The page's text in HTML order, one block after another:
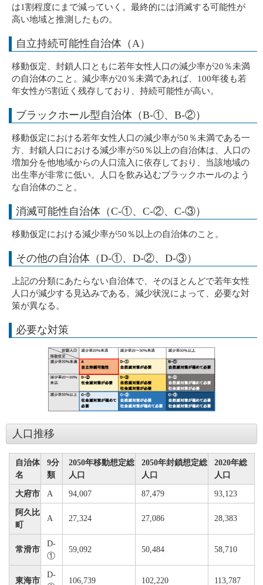
は1割程度にまで減っていく。最終的には消滅する可能性が
高い地域と推測したもの。
自立持続可能性自治体（A）
移動仮定、封鎖人口ともに若年女性人口の減少率が20％未満
の自治体のこと。減少率が20％未満であれば、100年後も若
年女性が5割近く残存しており、持続可能性が高い。
ブラックホール型自治体（B-①、B-②）
移動仮定における若年女性人口の減少率が50％未満である一
方、封鎖人口における減少率が50％以上の自治体は、人口の
増加分を他地域からの人口流入に依存しており、当該地域の
出生率が非常に低い。人口を飲み込むブラックホールのよう
な自治体のこと。
消滅可能性自治体（C-①、C-②、C-③）
移動仮定における減少率が50％以上の自治体のこと。
その他の自治体（D-①、D-②、D-③）
上記の分類にあたらない自治体で、そのほとんどで若年女性
人口が減少する見込みである。減少状況によって、必要な対
策が異なる。
必要な対策
人口推移
自治体
名
9分
類
2050年移動想定総
人口
2050年封鎖想定総
人口
2020年総
人口
大府市 A 94,007 87,479 93,123
阿久比
町
A 27,324 27,086 28,383
常滑市
D-
①
59,092 50,484 58,710
東海市
D-
106,739 102,220 113,787